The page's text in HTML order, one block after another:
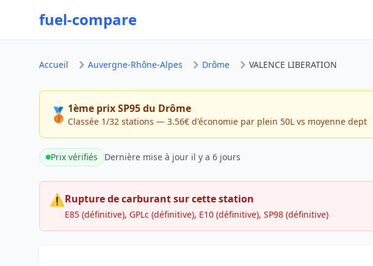
fuel-compare
Accueil Auvergne-Rhône-Alpes Drôme VALENCE LIBERATION
🥉 1ème prix SP95 du Drôme
Classée 1/32 stations — 3.56€ d'économie par plein 50L vs moyenne dept
Prix vérifiés Dernière mise à jour il y a 6 jours
⚠Rupture de carburant sur cette station
E85 (définitive), GPLc (définitive), E10 (définitive), SP98 (définitive)